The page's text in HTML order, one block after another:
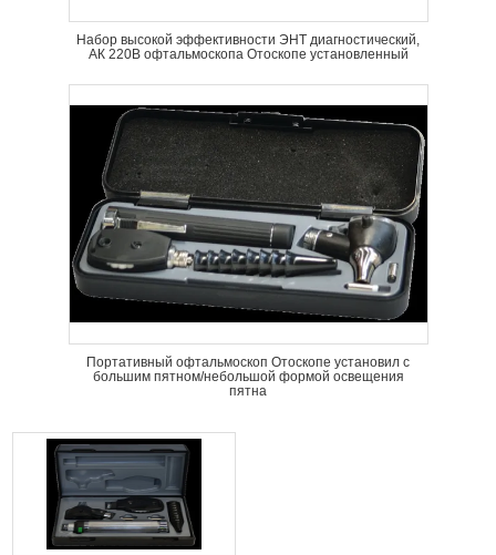
Набор высокой эффективности ЭНТ диагностический,
АК 220В офтальмоскопа Отоскопе установленный
Портативный офтальмоскоп Отоскопе установил с
большим пятном/небольшой формой освещения
пятна